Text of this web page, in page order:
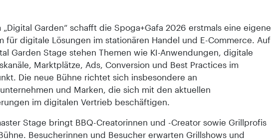
„Digital Garden“ schafft die Spoga+Gafa 2026 erstmals eine eigene
für digitale Lösungen im stationären Handel und E-Commerce. Auf
Garden Stage stehen Themen wie KI-Anwendungen, digitale
Marktplätze, Ads, Conversion und Best Practices im
Die neue Bühne richtet sich insbesondere an
und Marken, die sich mit den aktuellen
im digitalen Vertrieb beschäftigen.
Stage bringt BBQ-Creatorinnen und -Creator sowie Grillprofis
Besucherinnen und Besucher erwarten Grillshows und